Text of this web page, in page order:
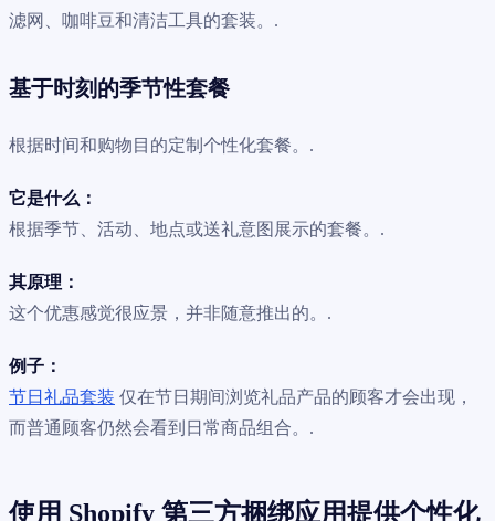
滤网、咖啡豆和清洁工具的套装。.
基于时刻的季节性套餐
根据时间和购物目的定制个性化套餐。.
它是什么：
根据季节、活动、地点或送礼意图展示的套餐。.
其原理：
这个优惠感觉很应景，并非随意推出的。.
例子：
节日礼品套装 仅在节日期间浏览礼品产品的顾客才会出现，
而普通顾客仍然会看到日常商品组合。.
使用 Shopify 第三方捆绑应用提供个性化